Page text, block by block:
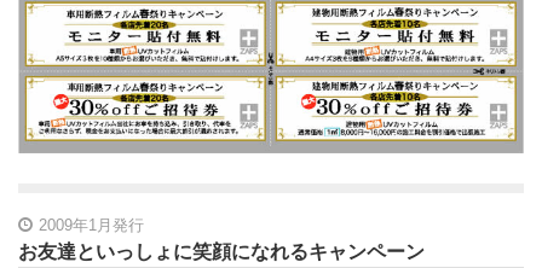
2009年1月発行
お友達といっしょに笑顔になれるキャンペーン